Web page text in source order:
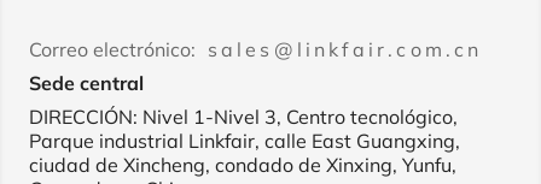
Correo electrónico: sales@linkfair.com.cn
Sede central
DIRECCIÓN: Nivel 1-Nivel 3, Centro tecnológico,
Parque industrial Linkfair, calle East Guangxing,
ciudad de Xincheng, condado de Xinxing, Yunfu,